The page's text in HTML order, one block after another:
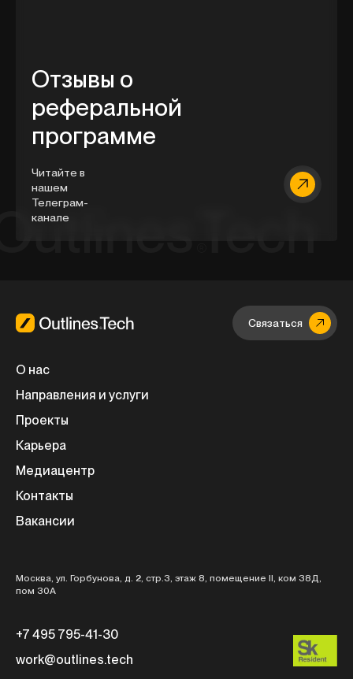
Отзывы о
реферальной
программе
Читайте в
нашем
Телеграм-
канале
Связаться
О нас
Направления и услуги
Проекты
Карьера
Медиацентр
Контакты
Вакансии
Москва, ул. Горбунова, д. 2, стр.3, этаж 8, помещение II, ком 38Д,
пом 30А
+7 495 795-41-30
work@outlines.tech